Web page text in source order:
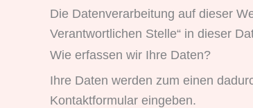
Die Datenverarbeitung auf dieser
Verantwortlichen Stelle“ in dieser
Wie erfassen wir Ihre Daten?
Ihre Daten werden zum einen
Kontaktformular eingeben.